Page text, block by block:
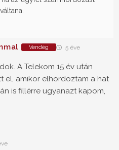
Vendég 5 éve
A Telekom 15 év után
el, amikor elhordoztam a hat
is fillérre ugyanazt kapom,